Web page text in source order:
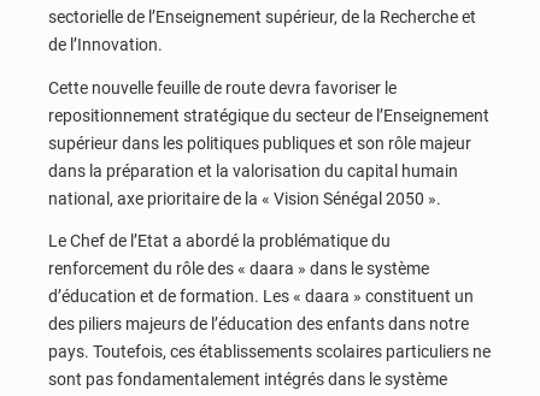
sectorielle de l’Enseignement supérieur, de la Recherche et
de l’Innovation.
Cette nouvelle feuille de route devra favoriser le
repositionnement stratégique du secteur de l’Enseignement
supérieur dans les politiques publiques et son rôle majeur
dans la préparation et la valorisation du capital humain
national, axe prioritaire de la « Vision Sénégal 2050 ».
Le Chef de l’Etat a abordé la problématique du
renforcement du rôle des « daara » dans le système
d’éducation et de formation. Les « daara » constituent un
des piliers majeurs de l’éducation des enfants dans notre
pays. Toutefois, ces établissements scolaires particuliers ne
sont pas fondamentalement intégrés dans le système